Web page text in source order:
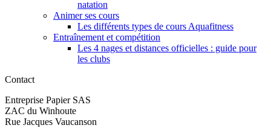
natation
Animer ses cours
Les différents types de cours Aquafitness
Entraînement et compétition
Les 4 nages et distances officielles : guide pour
les clubs
Contact
Entreprise Papier SAS
ZAC du Winhoute
Rue Jacques Vaucanson